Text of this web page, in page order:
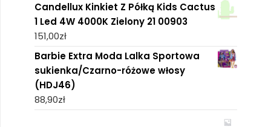
Candellux Kinkiet Z Półką Kids Cactus
1 Led 4W 4000K Zielony 21 00903
151,00zł
Barbie Extra Moda Lalka Sportowa
sukienka/Czarno-różowe włosy
(HDJ46)
88,90zł